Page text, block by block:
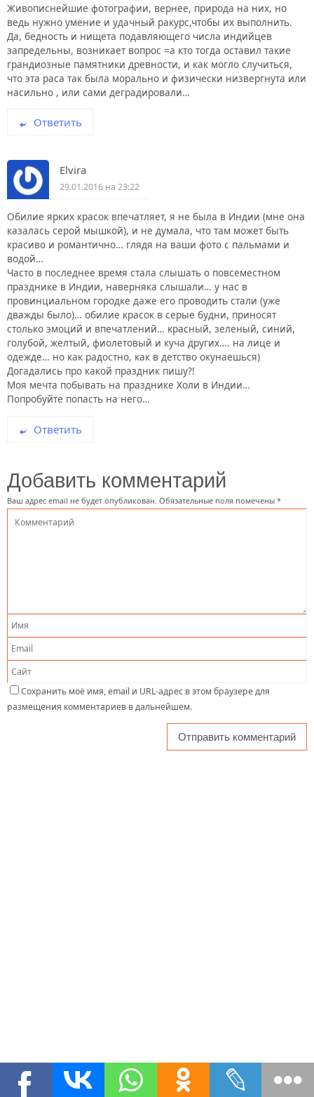
Живописнейшие фотографии, вернее, природа на них, но
ведь нужно умение и удачный ракурс,чтобы их выполнить.
Да, бедность и нищета подавляющего числа индийцев
запредельны, возникает вопрос =а кто тогда оставил такие
грандиозные памятники древности, и как могло случиться,
что эта раса так была морально и физически низвергнута или
насильно , или сами деградировали…
Ответить
Elvira
29.01.2016 на 23:22
Обилие ярких красок впечатляет, я не была в Индии (мне она
казалась серой мышкой), и не думала, что там может быть
красиво и романтично… глядя на ваши фото с пальмами и
водой…
Часто в последнее время стала слышать о повсеместном
празднике в Индии, наверняка слышали… у нас в
провинциальном городке даже его проводить стали (уже
дважды было)… обилие красок в серые будни, приносят
столько эмоций и впечатлений… красный, зеленый, синий,
голубой, желтый, фиолетовый и куча других…. на лице и
одежде… но как радостно, как в детство окунаешься)
Догадались про какой праздник пишу?!
Моя мечта побывать на празднике Холи в Индии…
Попробуйте попасть на него…
Ответить
Добавить комментарий
Ваш адрес email не будет опубликован. Обязательные поля помечены *
Сохранить моё имя, email и URL-адрес в этом браузере для
размещения комментариев в дальнейшем.